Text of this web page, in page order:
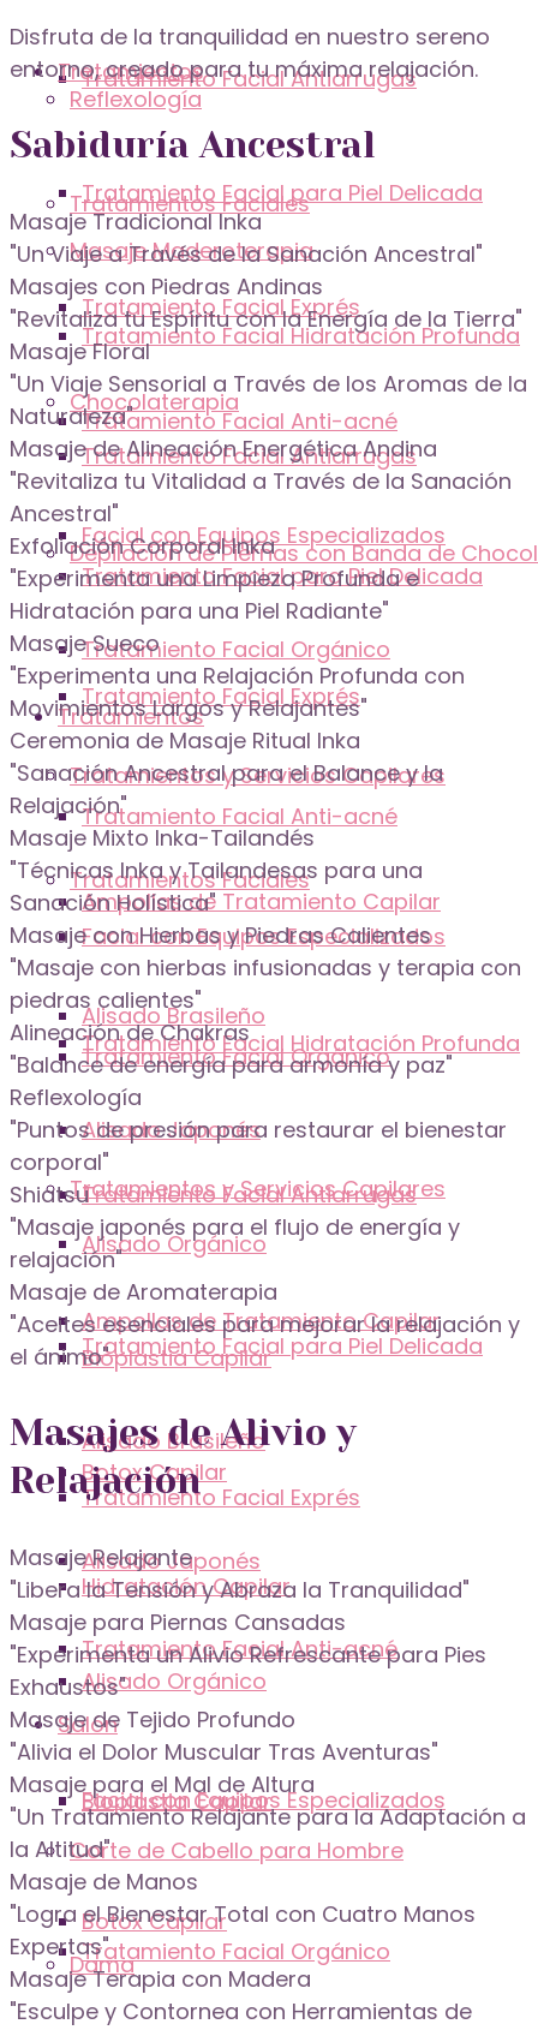
Reflexología
Masaje Maderoterapia
Chocolaterapia
Depilación de Piernas con Banda de
Tratamientos
Tratamientos Faciales
Tratamiento Facial Hidratación Profunda
Tratamiento Facial Antiarrugas
Tratamiento Facial para Piel Delicada
Tratamiento Facial Exprés
Tratamiento Facial Anti-acné
Facial con Equipos Especializados
Tratamiento Facial Orgánico
Tratamiento Facial Antiarrugas
Tratamiento Facial para Piel Delicada
Tratamiento Facial Exprés
Tratamiento Facial Anti-acné
Facial con Equipos Especializados
Tratamiento Facial Orgánico
Tratamientos y Servicios Capilares
Ampollas de Tratamiento Capilar
Alisado Brasileño
Alisado Japonés
Alisado Orgánico
Bioplastia Capilar
Botox Capilar
Hidratación Capilar
Salón
Corte de Cabello para Hombre
Dama
Tratamientos
Tratamientos Faciales
Tratamiento Facial Hidratación Profunda
Tratamiento Facial Antiarrugas
Tratamiento Facial para Piel Delicada
Tratamiento Facial Exprés
Tratamiento Facial Anti-acné
Facial con Equipos Especializados
Tratamiento Facial Orgánico
Tratamientos y Servicios Capilares
Ampollas de Tratamiento Capilar
Alisado Brasileño
Alisado Japonés
Alisado Orgánico
Bioplastia Capilar
Botox Capilar
Disfruta de la tranquilidad en nuestro sereno
entorno, creado para tu máxima relajación.
Sabiduría Ancestral
Masaje Tradicional Inka
"Un Viaje a Través de la Sanación Ancestral"
Masajes con Piedras Andinas
"Revitaliza tu Espíritu con la Energía de la Tierra"
Masaje Floral
"Un Viaje Sensorial a Través de los Aromas de la
Naturaleza"
Masaje de Alineación Energética Andina
"Revitaliza tu Vitalidad a Través de la Sanación
Ancestral"
Exfoliación Corporal Inka
"Experimenta una Limpieza Profunda e
Hidratación para una Piel Radiante"
Masaje Sueco
"Experimenta una Relajación Profunda con
Movimientos Largos y Relajantes"
Ceremonia de Masaje Ritual Inka
"Sanación Ancestral para el Balance y la
Relajación"
Masaje Mixto Inka-Tailandés
"Técnicas Inka y Tailandesas para una
Sanación Holística"
Masaje con Hierbas y Piedras Calientes
"Masaje con hierbas infusionadas y terapia con
piedras calientes"
Alineación de Chakras
"Balance de energía para armonía y paz"
Reflexología
"Puntos de presión para restaurar el bienestar
corporal"
Shiatsu
"Masaje japonés para el flujo de energía y
relajación"
Masaje de Aromaterapia
"Aceites esenciales para mejorar la relajación y
el ánimo"
Masajes de Alivio y
Relajación
Masaje Relajante
"Libera la Tensión y Abraza la Tranquilidad"
Masaje para Piernas Cansadas
"Experimenta un Alivio Refrescante para Pies
Exhaustos"
Masaje de Tejido Profundo
"Alivia el Dolor Muscular Tras Aventuras"
Masaje para el Mal de Altura
"Un Tratamiento Relajante para la Adaptación a
la Altitud"
Masaje de Manos
"Logra el Bienestar Total con Cuatro Manos
Expertas"
Masaje Terapia con Madera
"Esculpe y Contornea con Herramientas de